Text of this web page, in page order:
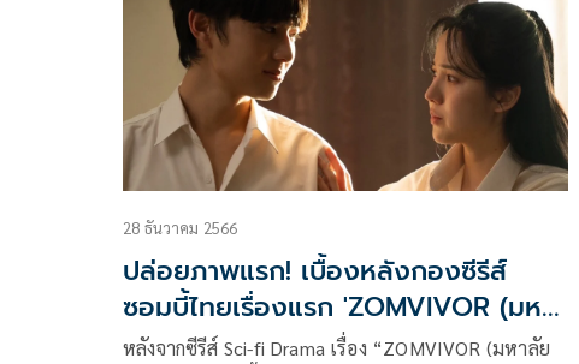
ฉาก โดยได้จัดแถลงข่าวงาน ‘ZOMVIVOR AWAKENING
NIGHT’ พร้อมกับการเปิดตัวสุดยิ่งใหญ่ ที่สุดของการรวม
ตัวนักแสดงเกือบ 30 ชีวิต
28 ธันวาคม 2566
ปล่อยภาพแรก! เบื้องหลังกองซีรีส์
ซอมบี้ไทยเรื่องแรก 'ZOMVIVOR (มหา
ลัยคลั่ง)'
หลังจากซีรีส์ Sci-fi Drama เรื่อง “ZOMVIVOR (มหาลัย